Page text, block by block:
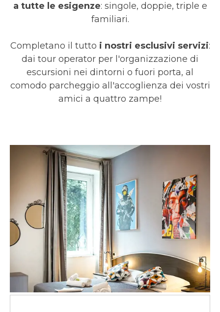
a tutte le esigenze: singole, doppie, triple e
familiari.
Completano il tutto i nostri esclusivi servizi:
dai tour operator per l'organizzazione di
escursioni nei dintorni o fuori porta, al
comodo parcheggio all'accoglienza dei vostri
amici a quattro zampe!